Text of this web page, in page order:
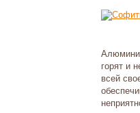
горят и
всей